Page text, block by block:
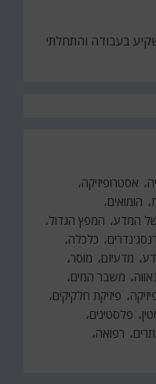
בעבודה והתחלתי
אסטרופיזיקה
הומואים
של המדע המפץ הגדול
כלכלה
מדעיזם
מוסר
משבר המים
פיזיקת חלקיקים
פלסטינים
רפואה